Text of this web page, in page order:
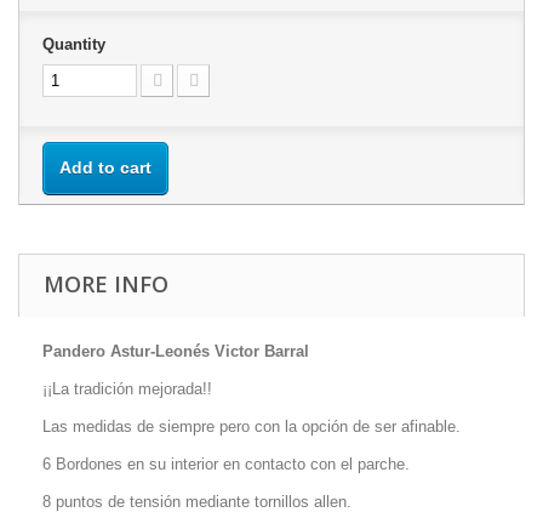
Quantity
Add to cart
MORE INFO
Pandero Astur-Leonés Victor Barral
¡¡La tradición mejorada!!
Las medidas de siempre pero con la opción de ser afinable.
6 Bordones en su interior en contacto con el parche.
8 puntos de tensión mediante tornillos allen.